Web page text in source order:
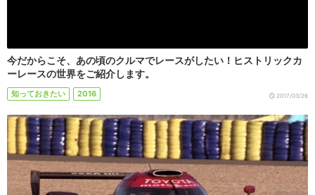
今だからこそ、あの頃のクルマでレースがしたい！ヒストリックカ
ーレースの世界をご紹介します。
知っておきたい 2016 2017/03/26